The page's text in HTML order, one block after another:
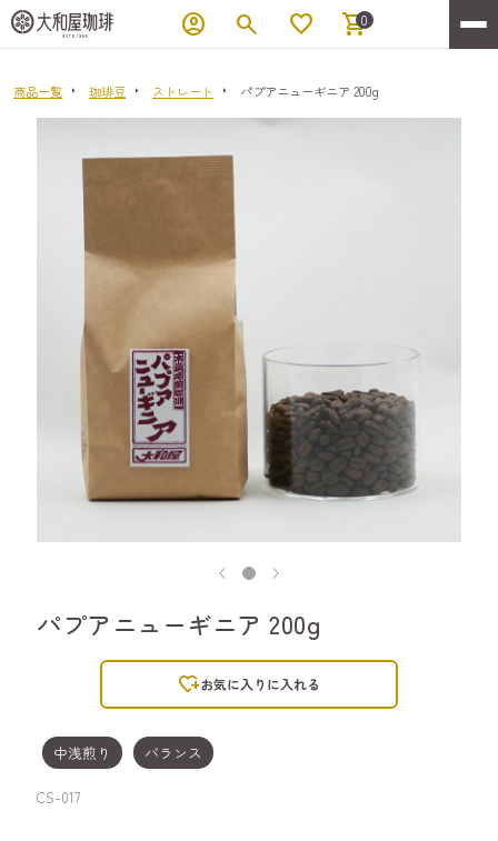
account_circle search favorite shopping_cart
0
商品一覧 珈琲豆 ストレート パプアニューギニア 200g
パプアニューギニア 200g
heart_plusお気に入りに入れる
中浅煎り バランス
CS-017